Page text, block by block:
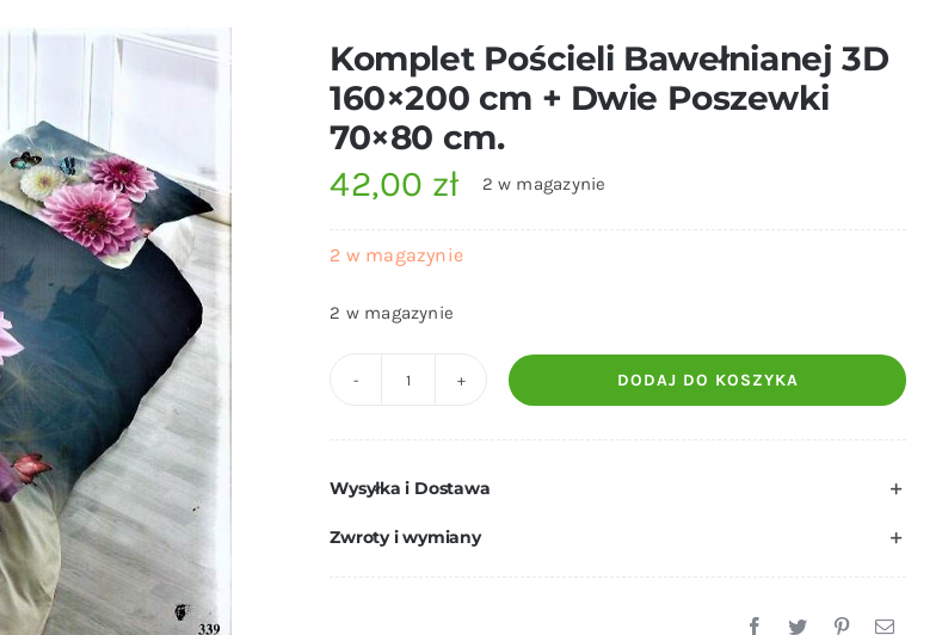
Komplet Pościeli Bawełnianej 3D
160×200 cm + Dwie Poszewki
70×80 cm.
42,00 zł 2 w magazynie
2 w magazynie
2 w magazynie
Bawełnianej
DODAJ DO KOSZYKA
Wysyłka i Dostawa
Zwroty i wymiany